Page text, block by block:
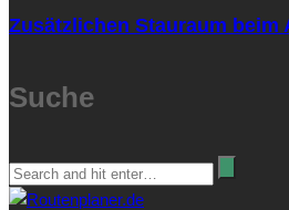
Zusätzlichen Stauraum beim
Suche